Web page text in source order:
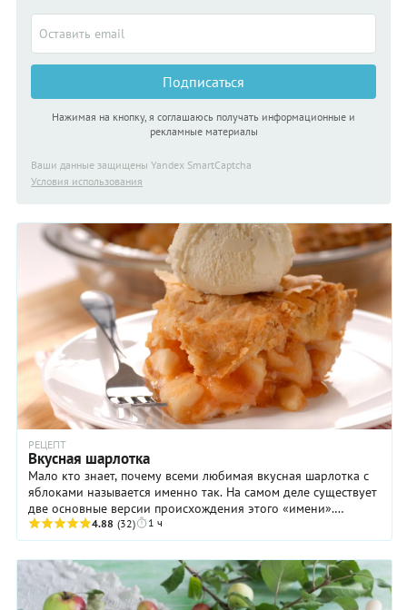
Подписаться
Нажимая на кнопку, я соглашаюсь получать информационные и
рекламные материалы
Ваши данные защищены Yandex SmartCaptcha
Условия использования
РЕЦЕПТ
Вкусная шарлотка
Мало кто знает, почему всеми любимая вкусная шарлотка с
яблоками называется именно так. На самом деле существует
две основные версии происхождения этого «имени».
Согласно первой, пирог назвали так в ...
4.88 (32) 1 ч